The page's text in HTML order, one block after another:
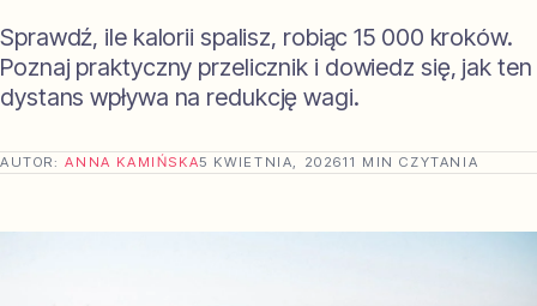
Sprawdź, ile kalorii spalisz, robiąc 15 000 kroków.
Poznaj praktyczny przelicznik i dowiedz się, jak ten
dystans wpływa na redukcję wagi.
AUTOR:ANNA KAMIŃSKA5 KWIETNIA, 202611 MIN CZYTANIA